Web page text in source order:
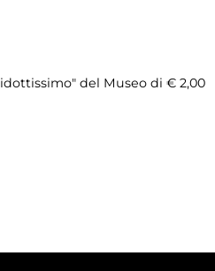
del Museo di € 2,00